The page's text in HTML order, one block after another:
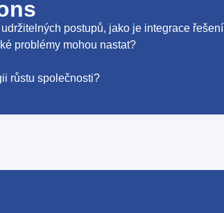
postupů, jako je integrace řešení
problémy mohou nastat?
růstu společnosti?